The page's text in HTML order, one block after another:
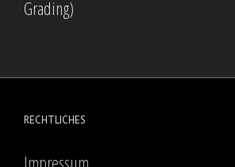
Grading)
RECHTLICHES